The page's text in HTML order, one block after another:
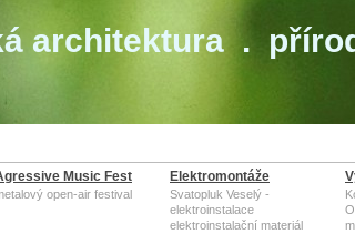
architektura .
Music Fest
open-air festival
Elektromontáže
Svatopluk Veselý -
elektroinstalace
elektroinstalační materiál